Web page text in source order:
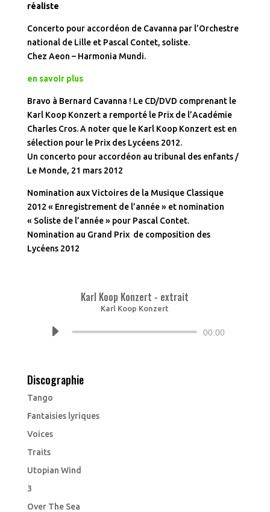
réaliste
Concerto pour accordéon de Cavanna par l’Orchestre
national de Lille et Pascal Contet, soliste.
Chez Aeon – Harmonia Mundi.
en savoir plus
Bravo à Bernard Cavanna ! Le CD/DVD comprenant le
Karl Koop Konzert a remporté le Prix de l’Académie
Charles Cros. A noter que le Karl Koop Konzert est en
sélection pour le Prix des Lycéens 2012.
Un concerto pour accordéon au tribunal des enfants /
Le Monde, 21 mars 2012
Nomination aux Victoires de la Musique Classique
2012 « Enregistrement de l’année » et nomination
« Soliste de l’année » pour Pascal Contet.
Nomination au Grand Prix de composition des
Lycéens 2012
Karl Koop Konzert - extrait
Karl Koop Konzert
Lecteur
00:00
Discographie
Tango
Fantaisies lyriques
Voices
Traits
Utopian Wind
3
Over The Sea